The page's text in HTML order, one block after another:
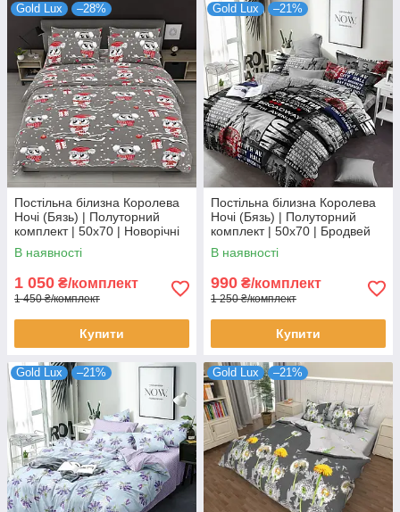
Gold Lux –28%
Постільна білизна Королева
Ночі (Бязь) | Полуторний
комплект | 50х70 | Новорічні
сови на сірому
В наявності
1 050 ₴/комплект
1 450 ₴/комплект
Купити
Gold Lux –21%
Постільна білизна Королева
Ночі (Бязь) | Полуторний
комплект | 50х70 | Бродвей
В наявності
990 ₴/комплект
1 250 ₴/комплект
Купити
Gold Lux –21% Gold Lux –21%